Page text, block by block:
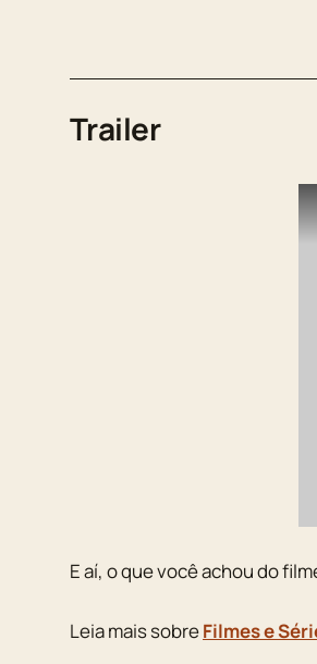
Trailer
E aí, o que você achou do
Leia mais sobreFilmes e